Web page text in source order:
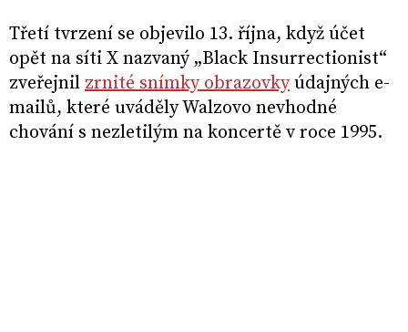
Třetí tvrzení se objevilo 13. října, když účet
opět na síti X nazvaný „Black Insurrectionist“
zveřejnil zrnité snímky obrazovkyúdajných e-
mailů, které uváděly Walzovo nevhodné
chování s nezletilým na koncertě v roce 1995.